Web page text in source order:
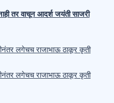
तर वाचून आदर्श जयंती साजरी